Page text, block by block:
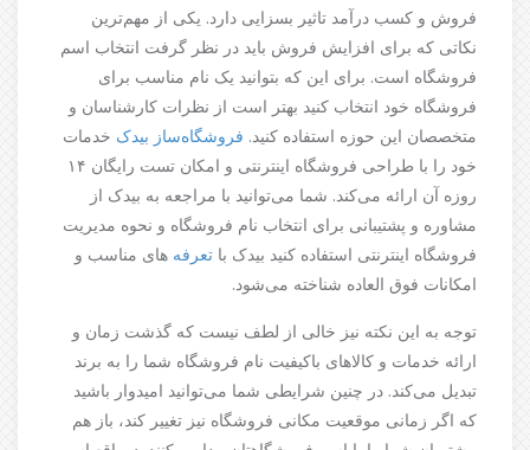
فروش و کسب درآمد تاثیر بسزایی دارد. یکی از مهم‌ترین
نکاتی که برای افزایش فروش باید در نظر گرفت انتخاب اسم
فروشگاه است. برای این که بتوانید یک نام مناسب برای
فروشگاه خود انتخاب کنید بهتر است از نظرات کارشناسان و
متخصصان این حوزه استفاده کنید. فروشگاه‌ساز بیدک خدمات
خود را با طراحی فروشگاه اینترنتی و امکان تست رایگان ۱۴
روزه‌ آن ارائه می‌کند. شما می‌توانید با مراجعه به بیدک از
مشاوره و پشتیبانی برای انتخاب نام فروشگاه و نحوه مدیریت
فروشگاه اینترنتی استفاده کنید بیدک با تعرفه های مناسب و
امکانات فوق العاده شناخته می‌شود.
توجه به این نکته نیز خالی از لطف نیست که گذشت زمان و
ارائه خدمات و کالاهای باکیفیت نام فروشگاه شما را به برند
تبدیل می‌کند. در چنین شرایطی شما می‌توانید امیدوار باشید
که اگر زمانی موقعیت مکانی فروشگاه نیز تغییر کند، باز هم